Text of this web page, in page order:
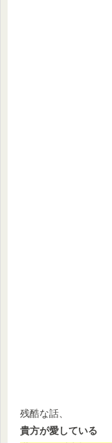
残酷な話、
貴方が愛している